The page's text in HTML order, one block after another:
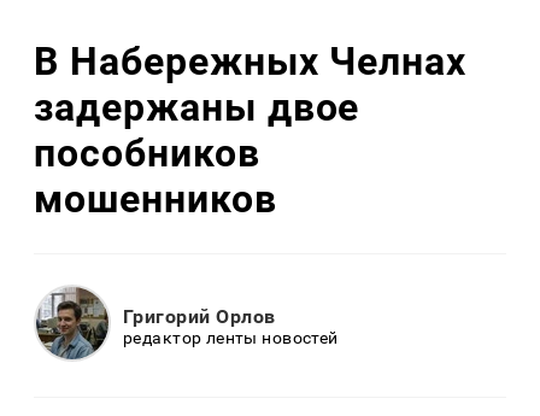
В Набережных Челнах
задержаны двое
пособников
мошенников
Григорий Орлов
редактор ленты новостей